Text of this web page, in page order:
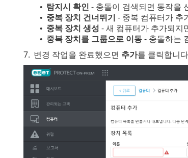
• 탐지시 확인 - 충돌이 검색되면 동작을
• 중복 장치 건너뛰기 - 중복 컴퓨터가 추
• 중복 장치 생성 - 새 컴퓨터가 추가되지
• 중복 장치를 그룹으로 이동- 충돌하는
7. 변경 작업을 완료했으면 추가를 클릭합니